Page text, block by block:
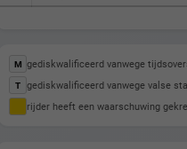
M gediskwalificeerd vanwege
T gediskwalificeerd vanwege valse
rijder heeft een waarschuwing